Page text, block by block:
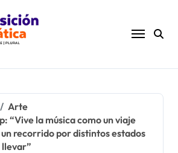
Arte
“Vive la música como un viaje
recorrido por distintos estados